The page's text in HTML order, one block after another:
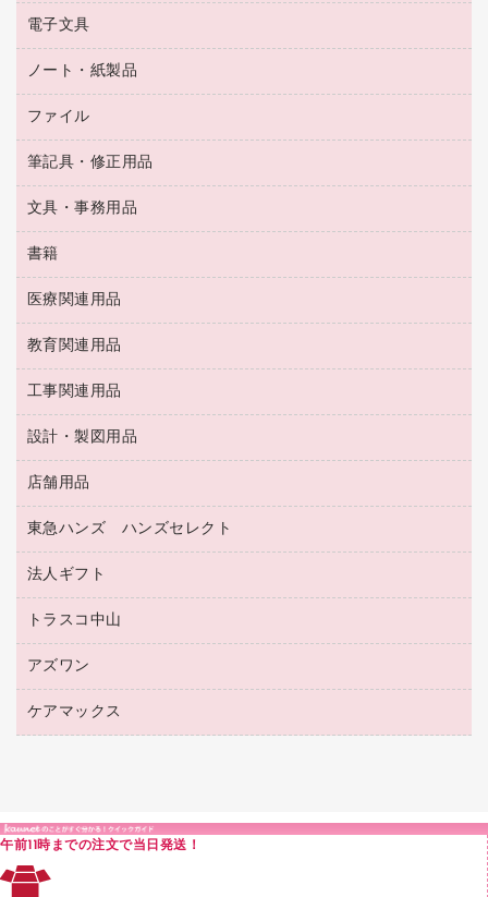
ハンドソープ・石鹸
トイレ用品
トイレ用洗剤
ティッシュペーパー
ダストボックス
タオル・アメニティ用品
スリッパ・サンダル・シューズ
スポーツ・レジャー用品
ゴミ袋
キッチン用品
食品添加物製品
タイムレコーダー
シュレッダ
ＯＨＰ用品
乾電池・充電池
フィルム・カメラ用品
デスクライト
アルバム
掃除機・クリーナー
空調・季節家電
その他電化製品
キッチン・調理家電
ＯＡタップ／延長コード
電子文具
電卓
ラベルテープ
その他電子文具
ノート・紙製品
封筒
粘着メモ
伝票
典礼用品
帳簿
額縁
各種用紙
ルーズリーフ
ファイル
名刺整理用品
板目表紙・綴込表紙
背幅が伸びるファイル
統一伝票用ファイル
収納保存用品
レターファイル
リングファイル
プレゼン用ファイル
ファイルボックス
パイプ式ファイル
その他ファイル
クリヤーホルダー
クリヤーブック（差替式）
クリヤーブック（固定式）
Ｚ式ファイル
筆記具・修正用品
万年筆
筆ペン
消しゴム
修正液・修正ペン
修正テープ
鉛筆
マーキングペン（油性）
マーキングペン（水性）
ボールペン（油性）
ボールペン（ゲルインク）
シャープペンシル用替芯
文具・事務用品
輪ゴム
両面テープ
名札
保管・整理用品
壁面／足元収納
備品／小物ケース
透明テープ 事務用
電話台
針なしステープラー
紙めくり
裁断機
印章用品
書籍
パソコンソフト
医療関連用品
保健用品
使い捨て手袋
感染症対策用品
介護用品
医療関連用品
教育関連用品
教育関連用品
工事関連用品
工事関連用品
屋外用品
設計・製図用品
設計・製図用品
店舗用品
店舗運営用品
陳列什器
紙手提げ袋
レジ・ポリ袋
ディスプレイ用品
カウンター／お会計用品
東急ハンズ ハンズセレクト
東急ハンズ
法人ギフト
高島屋
カウネットギフト
高島屋（食品・飲料）
カウネットギフト（食品・飲料）
トラスコ中山
建築・作業用品
アズワン
医療・介護用品（食品・飲料・食添製品）
ケアマックス
午前11時までの注文で当日発送！